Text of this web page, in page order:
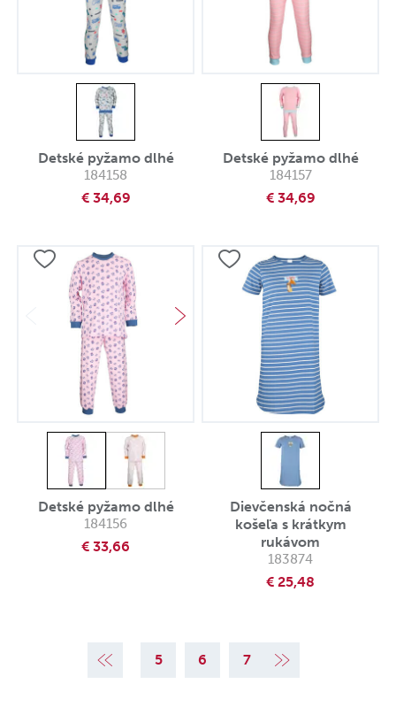
Detské pyžamo dlhé
184158
€ 34,69
Detské pyžamo dlhé
184157
€ 34,69
Detské pyžamo dlhé
184156
€ 33,66
Dievčenská nočná
košeľa s krátkym
rukávom
183874
€ 25,48
4 5 6 7